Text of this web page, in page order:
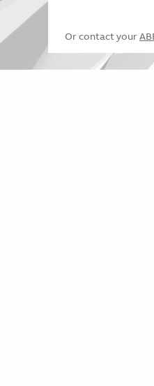
Or contact your